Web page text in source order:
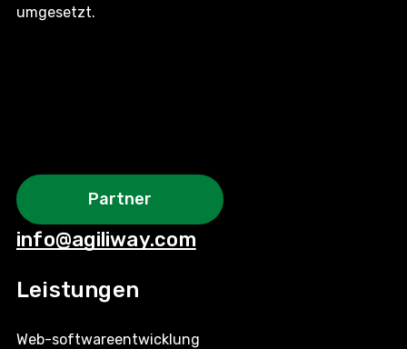
umgesetzt.
Partner
info@agiliway.com
Leistungen
Web-softwareentwicklung